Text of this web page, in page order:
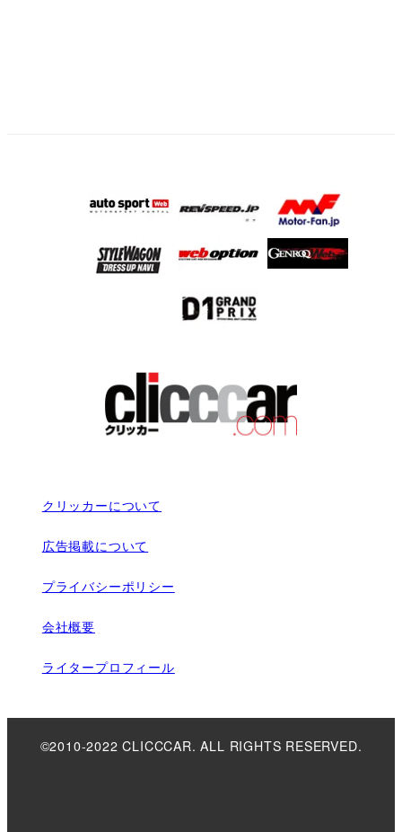
クリッカーについて
広告掲載について
プライバシーポリシー
会社概要
ライタープロフィール
©2010-2022 CLICCCAR. ALL RIGHTS RESERVED.